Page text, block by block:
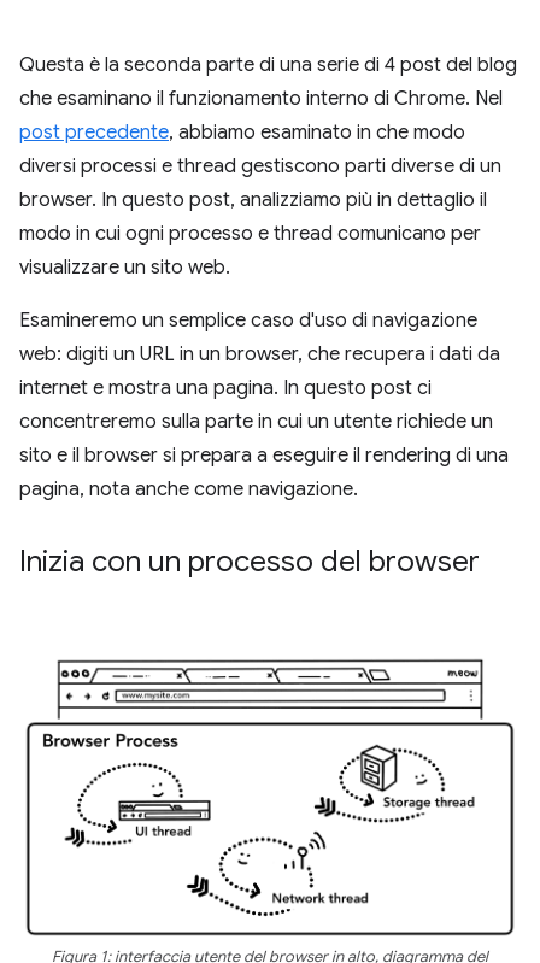
Questa è la seconda parte di una serie di 4 post del blog
che esaminano il funzionamento interno di Chrome. Nel
post precedente, abbiamo esaminato in che modo
diversi processi e thread gestiscono parti diverse di un
browser. In questo post, analizziamo più in dettaglio il
modo in cui ogni processo e thread comunicano per
visualizzare un sito web.
Esamineremo un semplice caso d'uso di navigazione
web: digiti un URL in un browser, che recupera i dati da
internet e mostra una pagina. In questo post ci
concentreremo sulla parte in cui un utente richiede un
sito e il browser si prepara a eseguire il rendering di una
pagina, nota anche come navigazione.
Inizia con un processo del browser
Figura 1: interfaccia utente del browser in alto, diagramma del